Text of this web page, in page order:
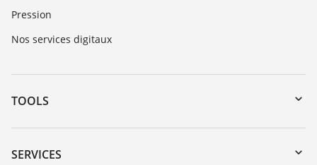
Pression
Nos services digitaux
TOOLS
Téléchargements
Recherche par numéro de série
SERVICES